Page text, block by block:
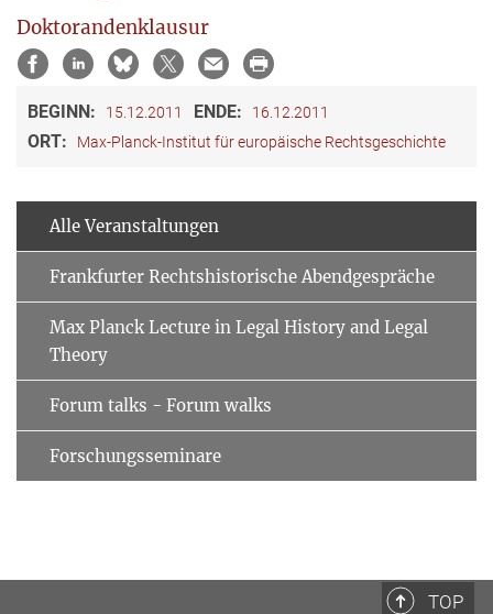
Doktorandenklausur
BEGINN: 15.12.2011 ENDE: 16.12.2011
ORT: Max-Planck-Institut für europäische Rechtsgeschichte
Alle Veranstaltungen
Frankfurter Rechtshistorische Abendgespräche
Max Planck Lecture in Legal History and Legal
Theory
Forum talks - Forum walks
Forschungsseminare
TOP